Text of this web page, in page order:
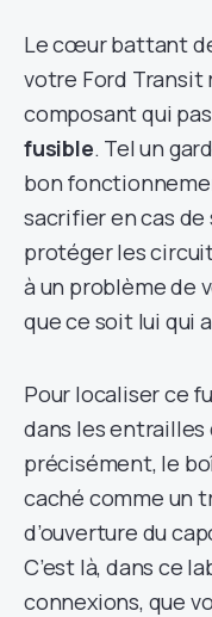
Le cœur battant
votre Ford Transit
composant qui
fusible. Tel un
bon
sacrifier en cas
protéger les
à un problème de
que ce soit lui qui
Pour localiser ce
dans les entrailles
précisément, le
caché comme un
d’ouverture du
C’est là, dans ce
connexions, que